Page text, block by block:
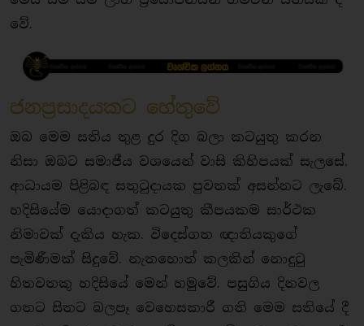
වේ.
ජනප්‍රසාදයකට හේතුවේ
ඔබ මෙම සතිය තුළ දුර දිග බලා කටයුතු කරන
නිසා ඔබට සමාජීය වශයෙන් වාසි කිහිපයක් සැලසේ.
ආධායම පිළිබඳ සතුටුදායක පුවතක් අසන්නට ලැබේ.
හදිසියේම යොදාගත් කටයුතු කීපයකම සාර්ථක
නිමාවක් දැකිය හැක. විදෙස්ගත ඥාතියකුගේ
පැමිණීමක් සිදුවේ. නැතහොත් කලකින් නොදුටු
හිතවතකු හදිසියේ මෙන් හමුවේ. පසුගිය දිනවල
ගතට සිතට බලපෑ වෙහෙසකාරී ගති මෙම සතියේ දී